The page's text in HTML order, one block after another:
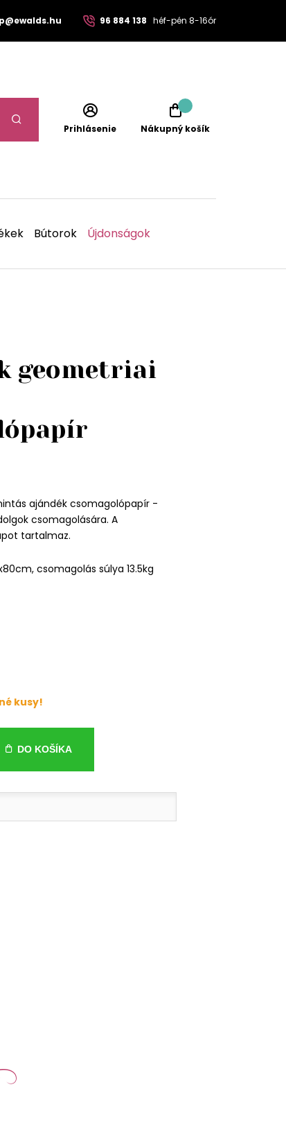
96 884 138 héf-pén 8-16ór
Prihlásenie Nákupný košík
Bútorok Újdonságok
geometriai
ajándék csomagolópapír -
csomagolására. A
tartalmaz.
csomagolás súlya 13.5kg
kusy!
DO KOŠÍKA